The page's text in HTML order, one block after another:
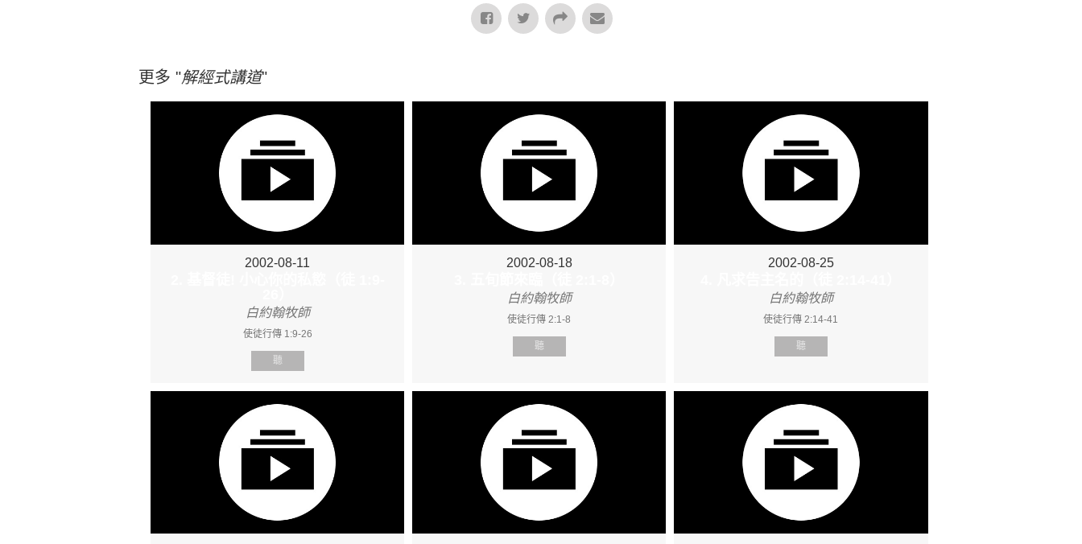
更多 "解經式講道"
2002-08-11
白約翰牧師
使徒行傳 1:9-26
聽
2002-08-18
白約翰牧師
使徒行傳 2:1-8
聽
2002-08-25
白約翰牧師
使徒行傳 2:14-41
聽